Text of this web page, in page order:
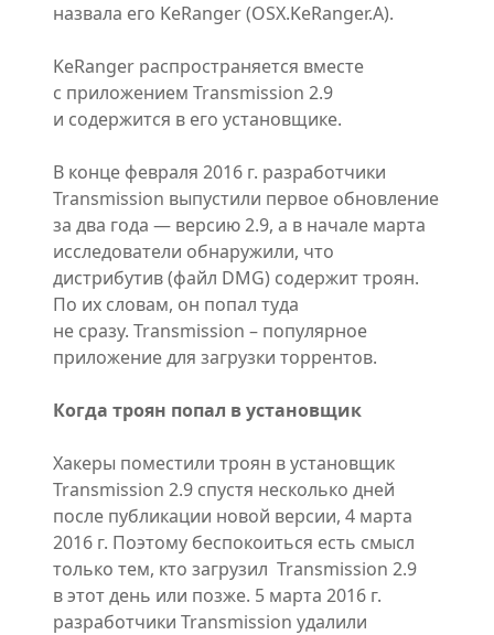
назвала его KeRanger (OSX.KeRanger.A).
KeRanger распространяется вместе
с приложением Transmission 2.9
и содержится в его установщике.
В конце февраля 2016 г. разработчики
Transmission выпустили первое обновление
за два года — версию 2.9, а в начале марта
исследователи обнаружили, что
дистрибутив (файл DMG) содержит троян.
По их словам, он попал туда
не сразу. Transmission – популярное
приложение для загрузки торрентов.
Когда троян попал в установщик
Хакеры поместили троян в установщик
Transmission 2.9 спустя несколько дней
после публикации новой версии, 4 марта
2016 г. Поэтому беспокоиться есть смысл
только тем, кто загрузил Transmission 2.9
в этот день или позже. 5 марта 2016 г.
разработчики Transmission удалили